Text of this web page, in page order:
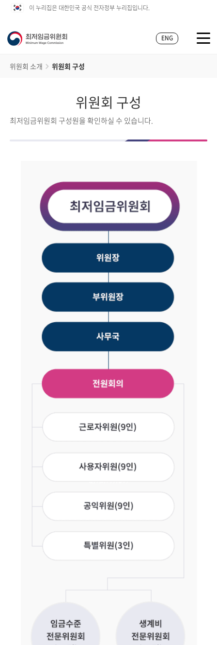
이 누리집은 대한민국 공식 전자정부 누리집입니다.
ENG
위원회 소개 위원회 구성
위원회 구성
최저임금위원회 구성원을 확인하실 수 있습니다.